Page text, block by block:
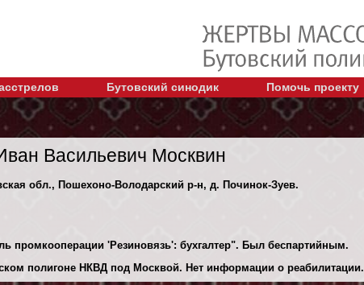
Бутовский синодик Помочь проекту
Васильевич Москвин
обл., Пошехоно-Володарский р-н, д. Починок-Зуев.
промкооперации 'Резиновязь': бухгалтер". Был беспартийным.
полигоне НКВД под Москвой. Нет информации о реабилитации.